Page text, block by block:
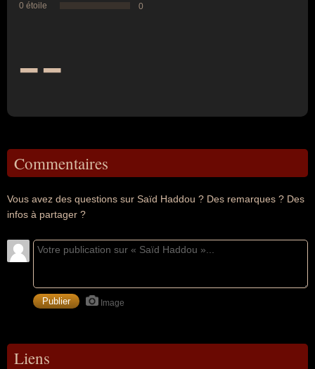
0 étoile
0
--
Commentaires
Vous avez des questions sur Saïd Haddou ? Des remarques ? Des
infos à partager ?
Image
Liens